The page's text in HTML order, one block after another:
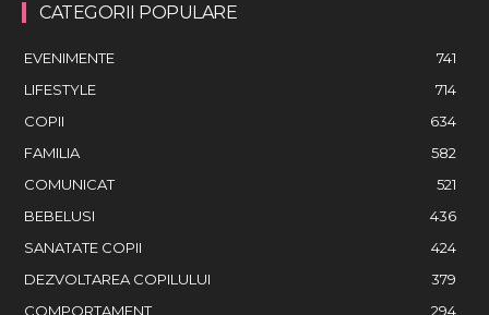
CATEGORII POPULARE
EVENIMENTE
741
LIFESTYLE
714
COPII
634
FAMILIA
582
COMUNICAT
521
BEBELUSI
436
SANATATE COPII
424
DEZVOLTAREA COPILULUI
379
COMPORTAMENT
294